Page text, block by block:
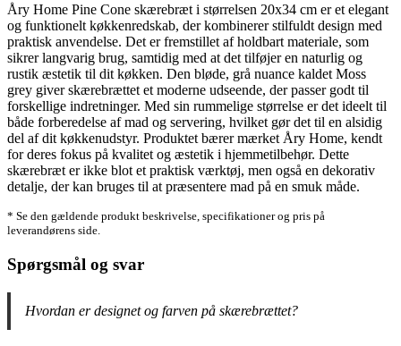
Åry Home Pine Cone skærebræt i størrelsen 20x34 cm er et elegant
og funktionelt køkkenredskab, der kombinerer stilfuldt design med
praktisk anvendelse. Det er fremstillet af holdbart materiale, som
sikrer langvarig brug, samtidig med at det tilføjer en naturlig og
rustik æstetik til dit køkken. Den bløde, grå nuance kaldet Moss
grey giver skærebrættet et moderne udseende, der passer godt til
forskellige indretninger. Med sin rummelige størrelse er det ideelt til
både forberedelse af mad og servering, hvilket gør det til en alsidig
del af dit køkkenudstyr. Produktet bærer mærket Åry Home, kendt
for deres fokus på kvalitet og æstetik i hjemmetilbehør. Dette
skærebræt er ikke blot et praktisk værktøj, men også en dekorativ
detalje, der kan bruges til at præsentere mad på en smuk måde.
* Se den gældende produkt beskrivelse, specifikationer og pris på
leverandørens side.
Spørgsmål og svar
Hvordan er designet og farven på skærebrættet?